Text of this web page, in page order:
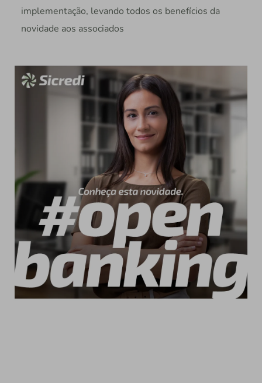
implementação, levando todos os benefícios da
novidade aos associados